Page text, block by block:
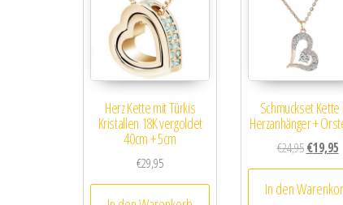
Herz Kette mit Türkis
Kristallen 18K vergoldet
40cm + 5cm
€29,95
Schmuckset
Herzanhänger +
€24,95 €19,95
In den